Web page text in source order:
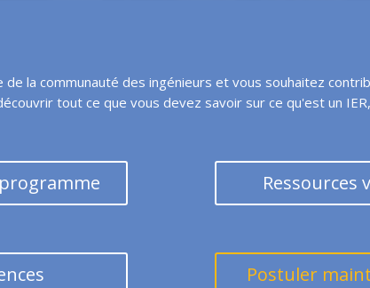
de la communauté des ingénieurs et vous souhaitez
tout ce que vous devez savoir sur ce qu'est un
Ressources
Postuler